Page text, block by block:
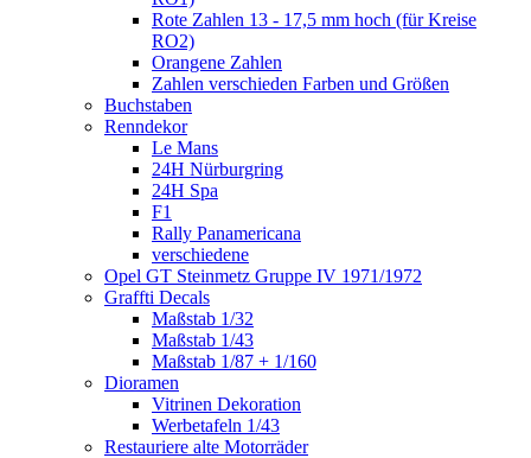
Rote Zahlen 13 - 17,5 mm hoch (für Kreise
RO2)
Orangene Zahlen
Zahlen verschieden Farben und Größen
Buchstaben
Renndekor
Le Mans
24H Nürburgring
24H Spa
F1
Rally Panamericana
verschiedene
Opel GT Steinmetz Gruppe IV 1971/1972
Graffti Decals
Maßstab 1/32
Maßstab 1/43
Maßstab 1/87 + 1/160
Dioramen
Vitrinen Dekoration
Werbetafeln 1/43
Restauriere alte Motorräder